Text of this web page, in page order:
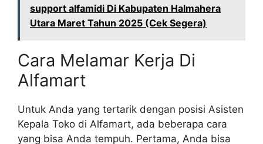
support alfamidi Di Kabupaten Halmahera
Utara Maret Tahun 2025 (Cek Segera)
Cara Melamar Kerja Di
Alfamart
Untuk Anda yang tertarik dengan posisi Asisten
Kepala Toko di Alfamart, ada beberapa cara
yang bisa Anda tempuh. Pertama, Anda bisa